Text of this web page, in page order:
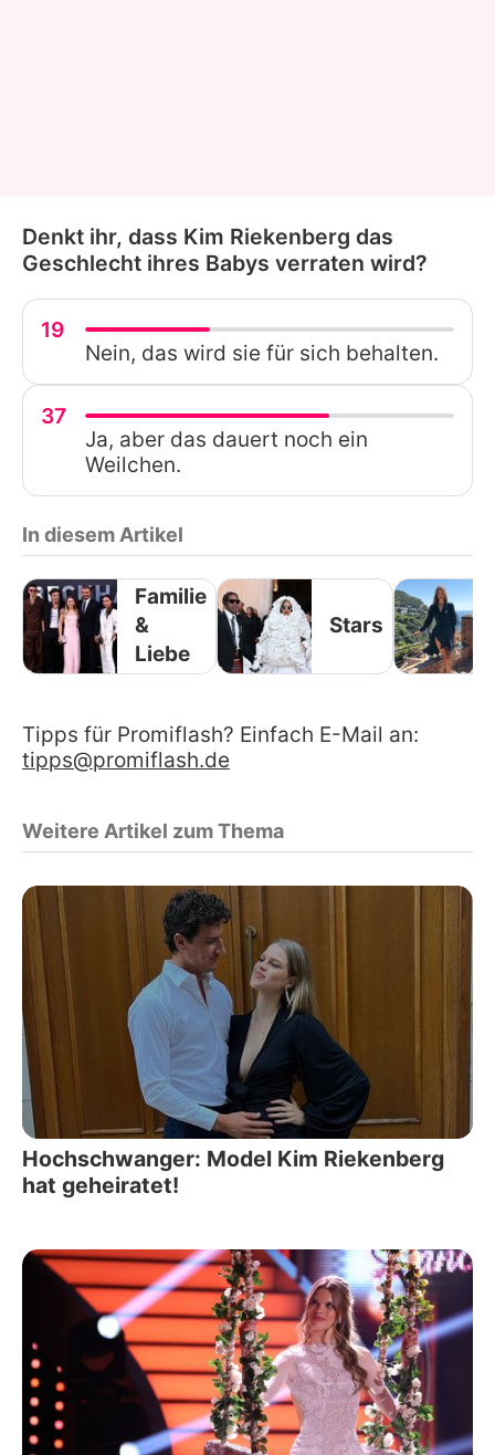
Denkt ihr, dass Kim Riekenberg das
Geschlecht ihres Babys verraten wird?
19
Nein, das wird sie für sich behalten.
37
Ja, aber das dauert noch ein
Weilchen.
In diesem Artikel
Familie
&
Liebe
Stars
Tipps für Promiflash? Einfach E-Mail an:
tipps@promiflash.de
Weitere Artikel zum Thema
Hochschwanger: Model Kim Riekenberg
hat geheiratet!